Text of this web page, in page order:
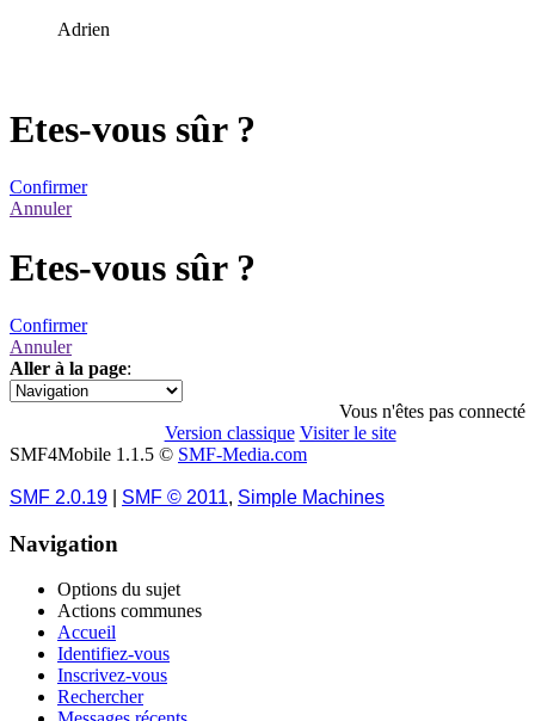
Adrien
Etes-vous sûr ?
Confirmer
Annuler
Etes-vous sûr ?
Confirmer
Annuler
Aller à la page:
1
Vous n'êtes pas connecté
Version classique Visiter le site
SMF4Mobile 1.1.5 © SMF-Media.com
SMF 2.0.19 SMF © 2011, Simple Machines
Navigation
Options du sujet
Actions communes
Accueil
Identifiez-vous
Inscrivez-vous
Rechercher